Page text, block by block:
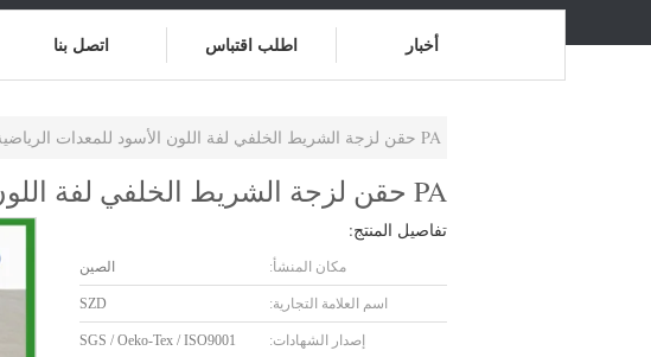
اتصل بنا اطلب اقتباس أخبار
PA حقن لزجة الشريط الخلفي لفة اللون الأسود للمعدات الرياضية
PA حقن لزجة الشريط الخلفي لفة اللون الأسود للمعدات الرياضية
تفاصيل المنتج:
مكان المنشأ: الصين
اسم العلامة التجارية: SZD
إصدار الشهادات: SGS / Oeko-Tex / ISO9001